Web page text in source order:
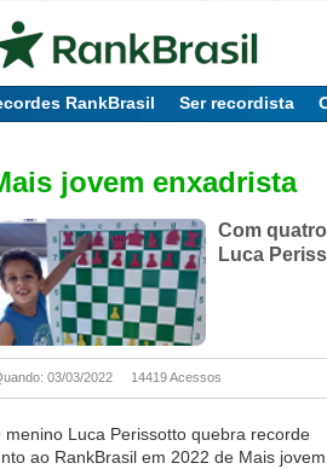
RankBrasil Ser recordista
jovem enxadrista
Com
Luca
03/03/2022 14419 Acessos
menino Luca Perissotto quebra recorde
ao RankBrasil em 2022 de Mais jovem